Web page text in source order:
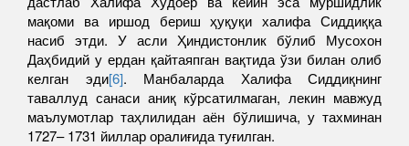
мақоми ва иршод бериш ҳуқуқи халифа Сиддиққа
насиб этди. У асли Ҳиндистонлик бўлиб Мусохон
Даҳбидий у ердан қайтаяпган вақтида ўзи билан олиб
келган эди[6]. Манбаларда Халифа Сиддиқнинг
таваллуд санаси аниқ кўрсатилмаган, лекин мавжуд
маълумотлар таҳлилидан аён бўлишича, у тахминан
1727– 1731 йиллар оралиғида туғилган.